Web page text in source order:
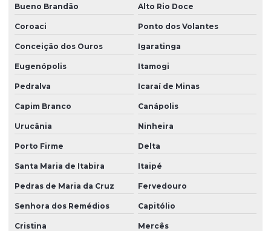
Bueno Brandão Alto Rio Doce
Coroaci Ponto dos Volantes
Conceição dos Ouros Igaratinga
Eugenópolis Itamogi
Pedralva Icaraí de Minas
Capim Branco Canápolis
Urucânia Ninheira
Porto Firme Delta
Santa Maria de Itabira Itaipé
Pedras de Maria da Cruz Fervedouro
Senhora dos Remédios Capitólio
Cristina Mercês